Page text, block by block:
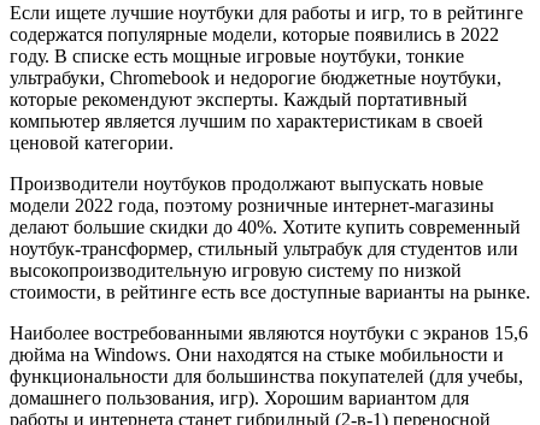
Если ищете лучшие ноутбуки для работы и игр, то в рейтинге
содержатся популярные модели, которые появились в 2022
году. В списке есть мощные игровые ноутбуки, тонкие
ультрабуки, Chromebook и недорогие бюджетные ноутбуки,
которые рекомендуют эксперты. Каждый портативный
компьютер является лучшим по характеристикам в своей
ценовой категории.
Производители ноутбуков продолжают выпускать новые
модели 2022 года, поэтому розничные интернет-магазины
делают большие скидки до 40%. Хотите купить современный
ноутбук-трансформер, стильный ультрабук для студентов или
высокопроизводительную игровую систему по низкой
стоимости, в рейтинге есть все доступные варианты на рынке.
Наиболее востребованными являются ноутбуки с экранов 15,6
дюйма на Windows. Они находятся на стыке мобильности и
функциональности для большинства покупателей (для учебы,
домашнего пользования, игр). Хорошим вариантом для
работы и интернета станет гибридный (2-в-1) переносной